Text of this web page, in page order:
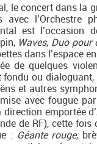
le concert dans la
l’Orchestre
est l’occasion
Waves, Duo pour
dans l’espace
de quelques
ou
et autres
avec fougue
emportée
de RF), cette
: Géante rouge,